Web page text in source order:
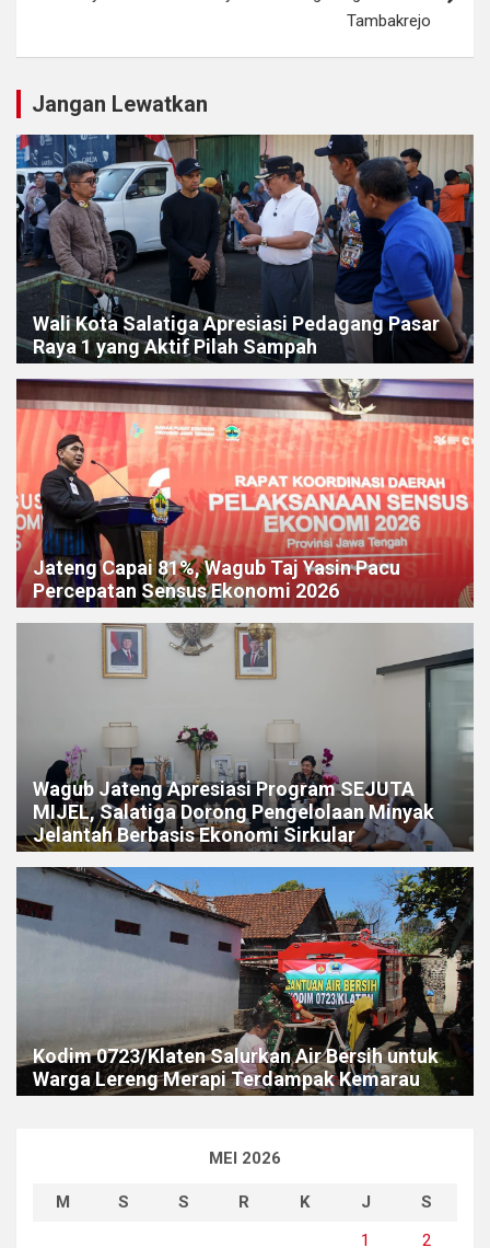
Tambakrejo
Jangan Lewatkan
Wali Kota Salatiga Apresiasi Pedagang Pasar
Raya 1 yang Aktif Pilah Sampah
Jateng Capai 81%, Wagub Taj Yasin Pacu
Percepatan Sensus Ekonomi 2026
Wagub Jateng Apresiasi Program SEJUTA
MIJEL, Salatiga Dorong Pengelolaan Minyak
Jelantah Berbasis Ekonomi Sirkular
Kodim 0723/Klaten Salurkan Air Bersih untuk
Warga Lereng Merapi Terdampak Kemarau
MEI 2026
M S S R K J
S
1
2